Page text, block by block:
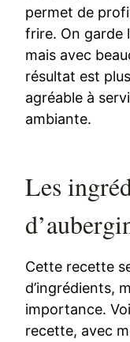
permet de
frire. On garde
mais avec
résultat est
agréable à
ambiante.
Les
Cette recette
d’ingrédients,
importance.
recette, avec